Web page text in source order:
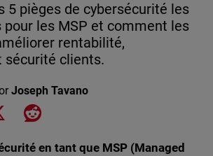
5 pièges de cybersécurité les
pour les MSP et comment les
rentabilité,
sécurité clients.
Joseph Tavano
on Facebook
Share on XShare on Reddit
en tant que MSP (Managed